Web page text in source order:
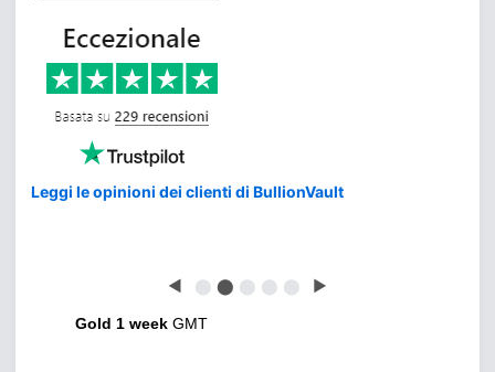
Leggi le opinioni dei clienti di BullionVault
◀ ⬤ ⬤ ⬤ ⬤ ⬤ ▶
Gold 1 week GMT